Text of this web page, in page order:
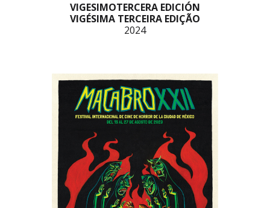
VIGESIMOTERCERA EDICIÓN
VIGÉSIMA TERCEIRA EDIÇÃO
2024